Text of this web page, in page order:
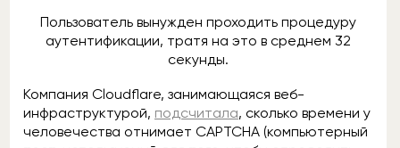
Пользователь вынужден проходить процедуру
аутентификации, тратя на это в среднем 32
секунды.
Компания Cloudflare, занимающаяся веб-
инфраструктурой, подсчитала, сколько времени у
человечества отнимает CAPTCHA (компьютерный